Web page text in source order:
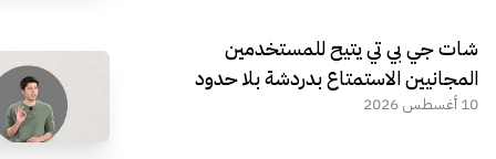
شات جي بي تي يتيح للمستخدمين
المجانيين الاستمتاع بدردشة بلا حدود
10 أغسطس 2026